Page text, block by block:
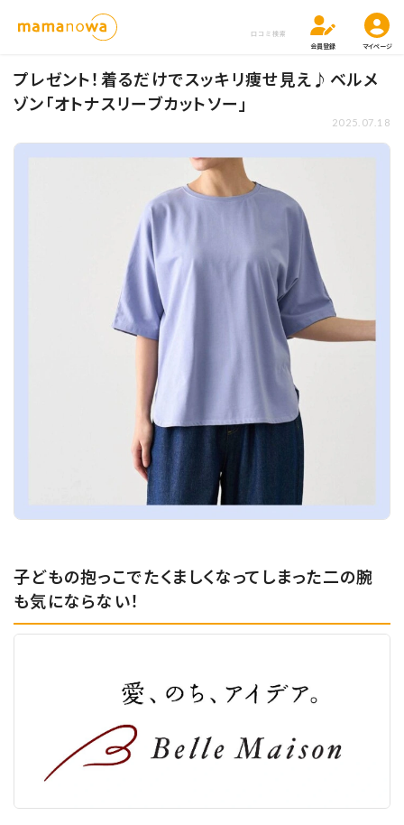
口コミ検索
会員登録
マイページ
プレゼント！着るだけでスッキリ痩せ見え♪ベルメ
ゾン「オトナスリーブカットソー」
2025.07.18
子どもの抱っこでたくましくなってしまった二の腕
も気にならない！